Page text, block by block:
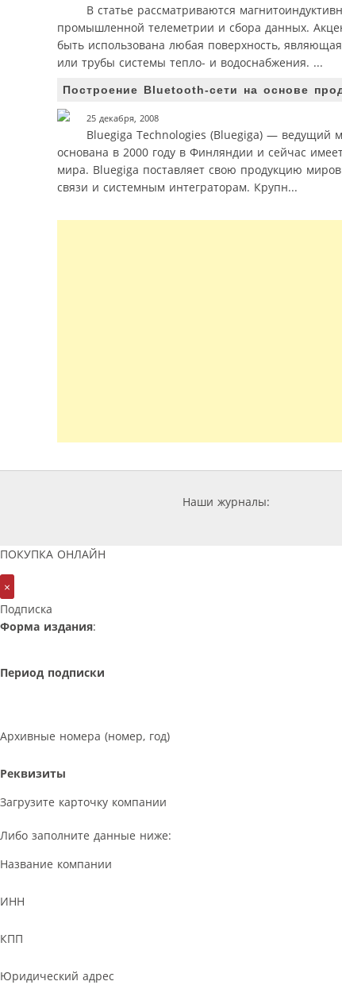
В статье рассматриваются
промышленной телеметрии и сбора данных.
быть использована любая поверхность,
или трубы системы тепло- и водоснабжения. ...
Построение Bluetooth-сети на основе
25 декабря, 2008
Bluegiga Technologies (Bluegiga) — ведущий
основана в 2000 году в Финляндии и сейчас
мира. Bluegiga поставляет свою продукцию
связи и системным интеграторам. Крупн...
Наши журналы:
ПОКУПКА ОНЛАЙН
×
Подписка
Форма издания:
Период подписки
Архивные номера (номер, год)
Реквизиты
Загрузите карточку компании
Либо заполните данные ниже:
Название компании
ИНН
КПП
Юридический адрес